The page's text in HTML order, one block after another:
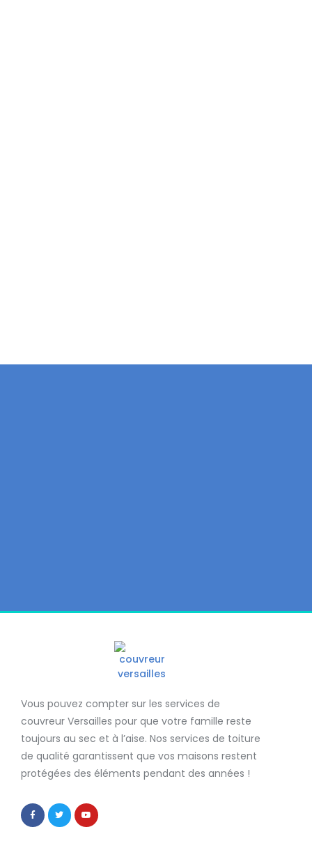
Vous pouvez compter sur les services de
couvreur Versailles pour que votre famille reste
toujours au sec et à l’aise. Nos services de toiture
de qualité garantissent que vos maisons restent
protégées des éléments pendant des années !